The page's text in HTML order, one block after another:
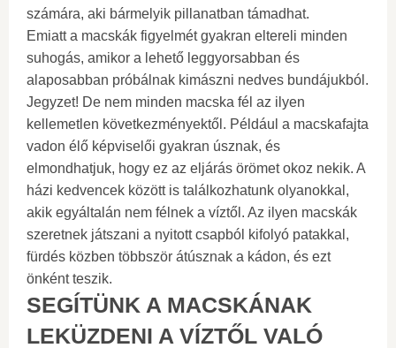
számára, aki bármelyik pillanatban támadhat.
Emiatt a macskák figyelmét gyakran eltereli minden
suhogás, amikor a lehető leggyorsabban és
alaposabban próbálnak kimászni nedves bundájukból.
Jegyzet! De nem minden macska fél az ilyen
kellemetlen következményektől. Például a macskafajta
vadon élő képviselői gyakran úsznak, és
elmondhatjuk, hogy ez az eljárás örömet okoz nekik. A
házi kedvencek között is találkozhatunk olyanokkal,
akik egyáltalán nem félnek a víztől. Az ilyen macskák
szeretnek játszani a nyitott csapból kifolyó patakkal,
fürdés közben többször átúsznak a kádon, és ezt
önként teszik.
SEGÍTÜNK A MACSKÁNAK
LEKÜZDENI A VÍZTŐL VALÓ